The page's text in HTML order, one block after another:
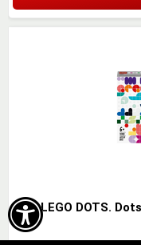
LEGO DOTS.